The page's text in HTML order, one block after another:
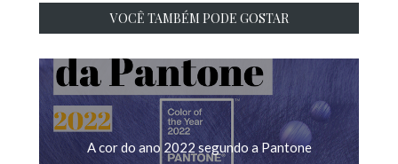
VOCÊ TAMBÉM PODE GOSTAR
A cor do ano 2022 segundo a Pantone